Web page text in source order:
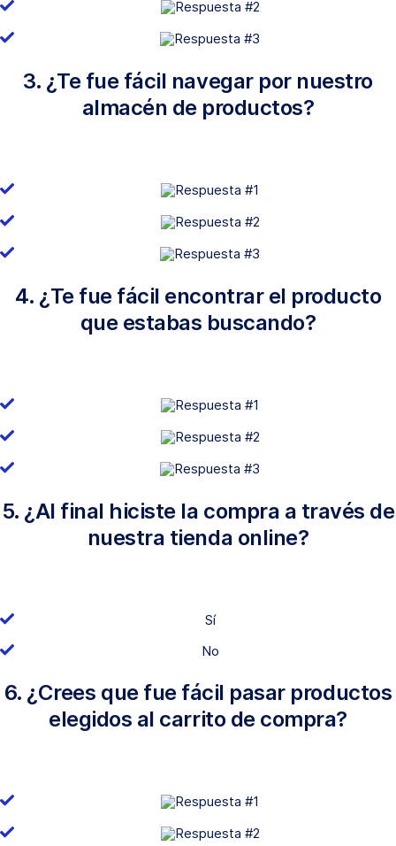
3. ¿Te fue fácil navegar por nuestro
almacén de productos?
4. ¿Te fue fácil encontrar el producto
que estabas buscando?
5. ¿Al final hiciste la compra a través de
nuestra tienda online?
Sí
No
6. ¿Crees que fue fácil pasar productos
elegidos al carrito de compra?